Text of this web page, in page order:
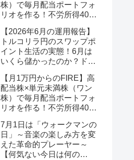
株）で毎月配当ポートフォ
リオを作る！不労所得400
回】
【2026年6月の運用報告】
トルコリラ円のスワップポ
イント生活の実態！6月は
いくら儲かったのか？ドル
【月1万円からのFIRE】高
配当株×単元未満株（ワン
株）で毎月配当ポートフォ
リオを作る！不労所得400
回】
7月1日は「ウォークマンの
日」～音楽の楽しみ方を変
えた革命的プレーヤー～
【何気ない今日は何の